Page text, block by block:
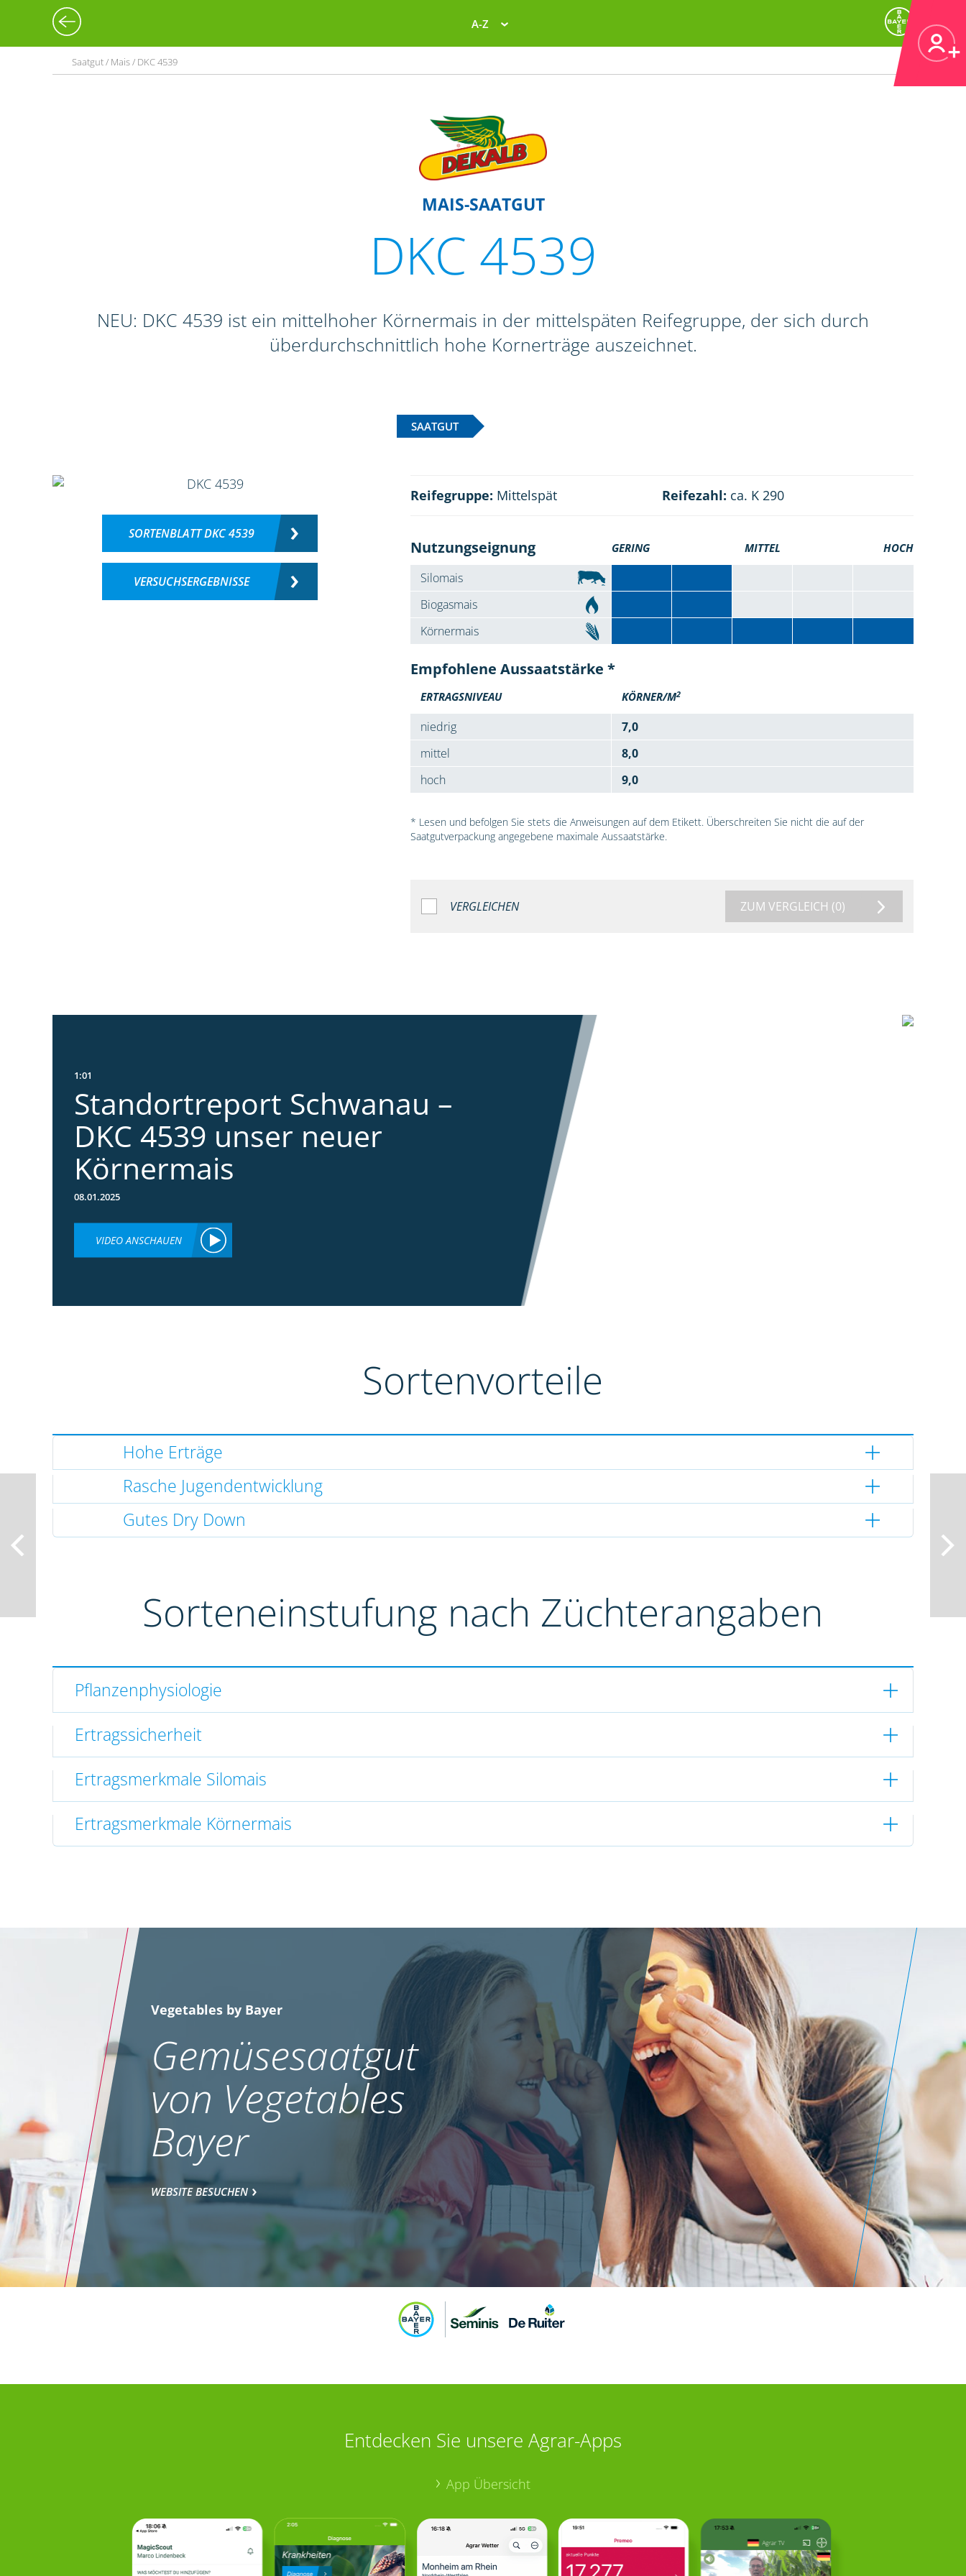
A-Z
Saatgut / Mais / DKC 4539
MAIS-SAATGUT
DKC 4539
NEU: DKC 4539 ist ein mittelhoher Körnermais in der mittelspäten Reifegruppe, der sich durch
überdurchschnittlich hohe Kornerträge auszeichnet.
SAATGUT
SORTENBLATT DKC 4539
VERSUCHSERGEBNISSE
Reifegruppe: Mittelspät Reifezahl: ca. K 290
Nutzungseignung GERING MITTEL HOCH
Silomais
Biogasmais
Körnermais
Empfohlene Aussaatstärke *
ERTRAGSNIVEAU KÖRNER/M2
niedrig
7,0
mittel
8,0
hoch
9,0
* Lesen und befolgen Sie stets die Anweisungen auf dem Etikett. Überschreiten Sie nicht die auf der
Saatgutverpackung angegebene maximale Aussaatstärke.
VERGLEICHEN ZUM VERGLEICH (0)
1:01
Standortreport Schwanau –
DKC 4539 unser neuer
Körnermais
08.01.2025
VIDEO ANSCHAUEN
Sortenvorteile
Hohe Erträge
Rasche Jugendentwicklung
Gutes Dry Down
Sorteneinstufung nach Züchterangaben
Pflanzenphysiologie
Ertragssicherheit
Ertragsmerkmale Silomais
Ertragsmerkmale Körnermais
Vegetables by Bayer
Gemüsesaatgut
von Vegetables
Bayer
WEBSITE BESUCHEN
Entdecken Sie unsere Agrar-Apps
App Übersicht